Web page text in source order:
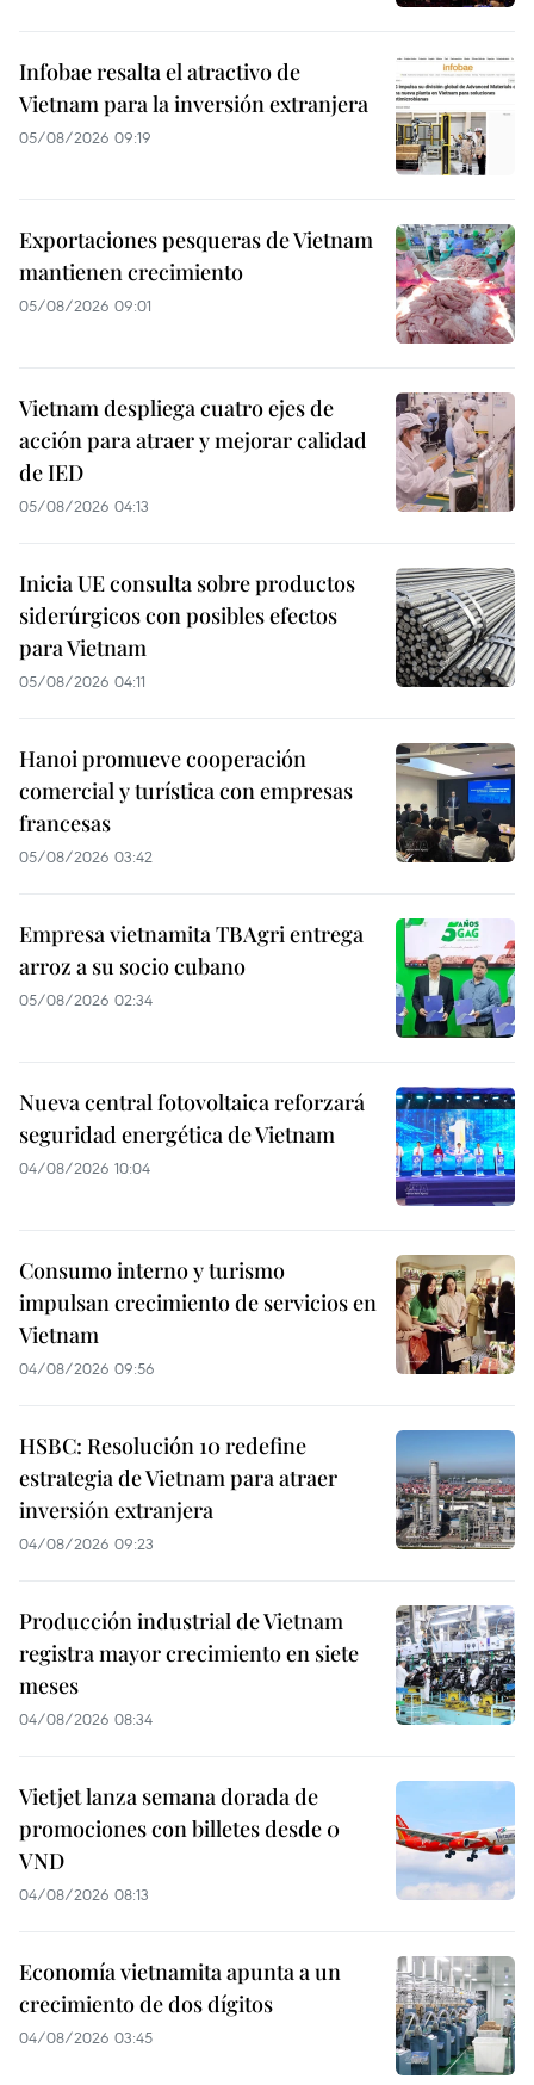
Infobae resalta el atractivo de
Vietnam para la inversión extranjera
05/08/2026 09:19
Exportaciones pesqueras de Vietnam
mantienen crecimiento
05/08/2026 09:01
Vietnam despliega cuatro ejes de
acción para atraer y mejorar calidad
de IED
05/08/2026 04:13
Inicia UE consulta sobre productos
siderúrgicos con posibles efectos
para Vietnam
05/08/2026 04:11
Hanoi promueve cooperación
comercial y turística con empresas
francesas
05/08/2026 03:42
Empresa vietnamita TBAgri entrega
arroz a su socio cubano
05/08/2026 02:34
Nueva central fotovoltaica reforzará
seguridad energética de Vietnam
04/08/2026 10:04
Consumo interno y turismo
impulsan crecimiento de servicios en
Vietnam
04/08/2026 09:56
HSBC: Resolución 10 redefine
estrategia de Vietnam para atraer
inversión extranjera
04/08/2026 09:23
Producción industrial de Vietnam
registra mayor crecimiento en siete
meses
04/08/2026 08:34
Vietjet lanza semana dorada de
promociones con billetes desde 0
VND
04/08/2026 08:13
Economía vietnamita apunta a un
crecimiento de dos dígitos
04/08/2026 03:45